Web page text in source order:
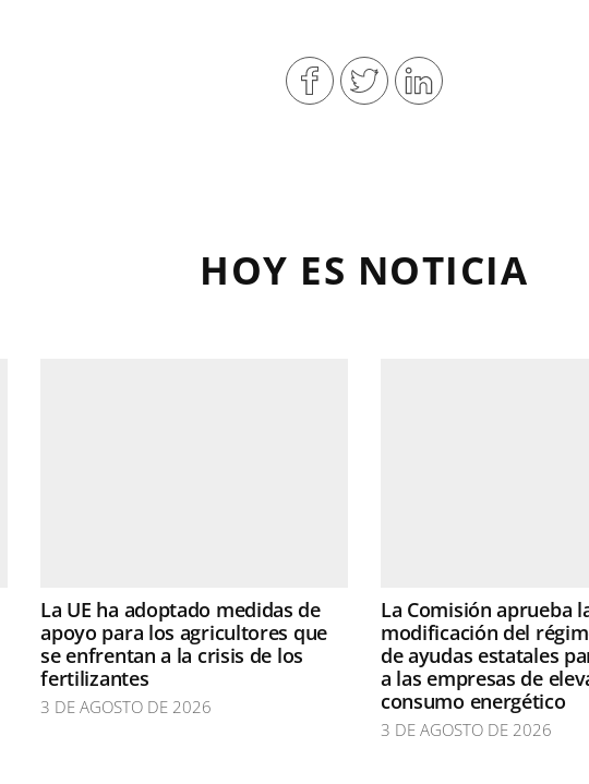
HOY ES NOTICIA
La UE ha adoptado medidas de
apoyo para los agricultores que
se enfrentan a la crisis de los
fertilizantes
3 DE AGOSTO DE 2026
La Comisión aprueba
modificación del
de ayudas estatales
a las empresas de
consumo energético
3 DE AGOSTO DE 2026